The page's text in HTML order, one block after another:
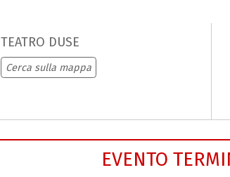
TEATRO DUSE
Cerca sulla mappa
EVENTO